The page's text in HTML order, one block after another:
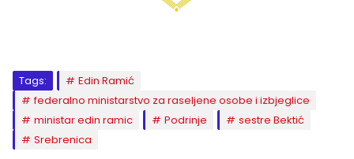
Tags:
Edin Ramić
federalno ministarstvo za raseljene osobe i izbjeglice
ministar edin ramic
Podrinje
sestre Bektić
Srebrenica